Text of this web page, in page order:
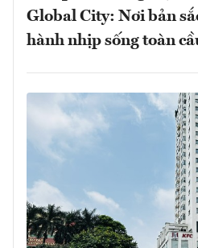
Global City: Nơi bản
hành nhịp sống toàn